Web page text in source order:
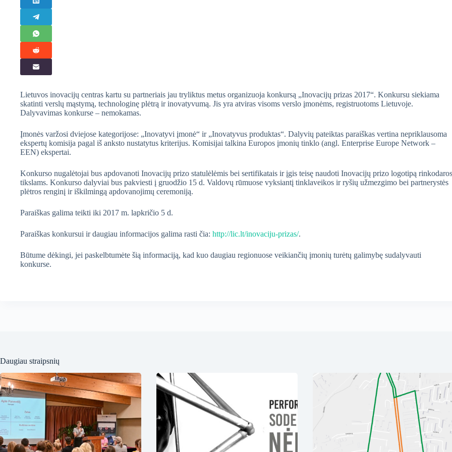
Lietuvos inovacijų centras kartu su partneriais jau tryliktus metus organizuoja konkursą „Inovacijų prizas 2017“. Konkursu siekiama
skatinti verslų mąstymą, technologinę plėtrą ir inovatyvumą. Jis yra atviras visoms verslo įmonėms, registruotoms Lietuvoje.
Dalyvavimas konkurse – nemokamas.
Įmonės varžosi dviejose kategorijose: „Inovatyvi įmonė“ ir „Inovatyvus produktas“. Dalyvių pateiktas paraiškas vertina nepriklausoma
ekspertų komisija pagal iš anksto nustatytus kriterijus. Komisijai talkina Europos įmonių tinklo (angl. Enterprise Europe Network –
EEN) ekspertai.
Konkurso nugalėtojai bus apdovanoti Inovacijų prizo statulėlėmis bei sertifikatais ir įgis teisę naudoti Inovacijų prizo logotipą rinkodaros
tikslams. Konkurso dalyviai bus pakviesti į gruodžio 15 d. Valdovų rūmuose vyksiantį tinklaveikos ir ryšių užmezgimo bei partnerystės
plėtros renginį ir iškilmingą apdovanojimų ceremoniją.
Paraiškas galima teikti iki 2017 m. lapkričio 5 d.
Paraiškas konkursui ir daugiau informacijos galima rasti čia: http://lic.lt/inovaciju-prizas/.
Būtume dėkingi, jei paskelbtumėte šią informaciją, kad kuo daugiau regionuose veikiančių įmonių turėtų galimybę sudalyvauti
konkurse.
Daugiau straipsnių